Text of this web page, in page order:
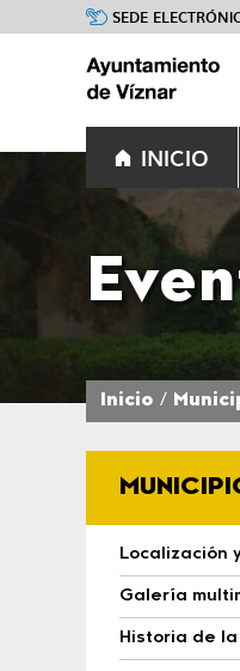
SEDE
INICIO
Inicio
Localización
Galería
Historia de